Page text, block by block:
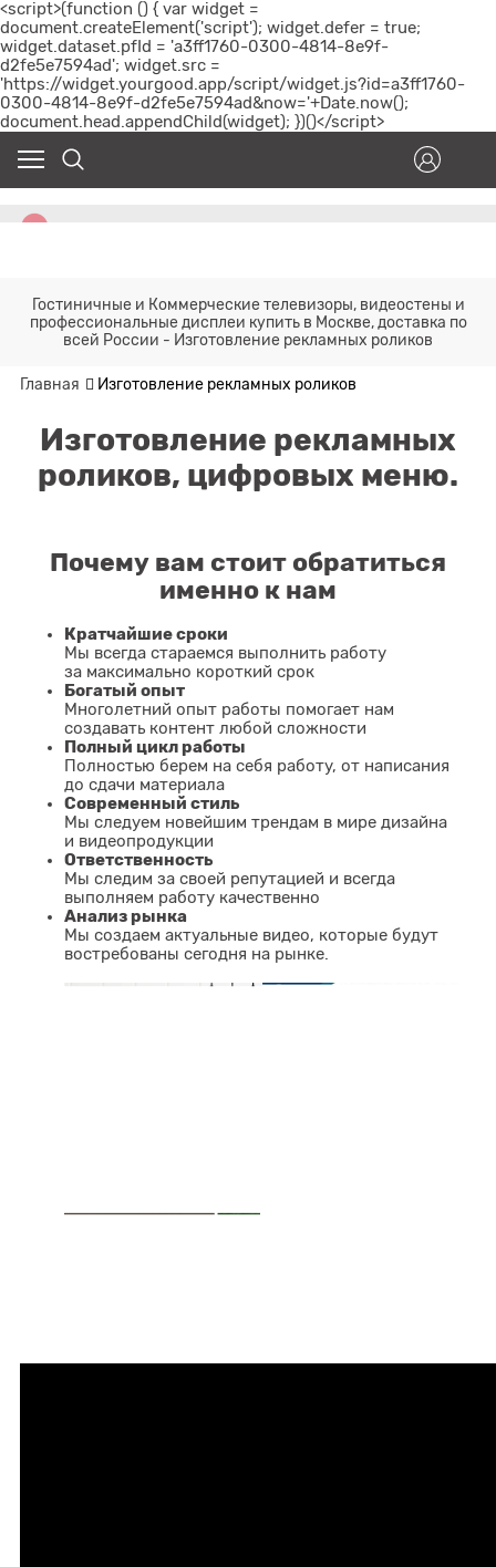
<script>(function () { var widget =
document.createElement('script'); widget.defer = true;
widget.dataset.pfId = 'a3ff1760-0300-4814-8e9f-
d2fe5e7594ad'; widget.src =
'https://widget.yourgood.app/script/widget.js?id=a3ff1760-
0300-4814-8e9f-d2fe5e7594ad&now='+Date.now();
document.head.appendChild(widget); })()</script>
Гостиничные и Коммерческие телевизоры, видеостены и
профессиональные дисплеи купить в Москве, доставка по
всей России - Изготовление рекламных роликов
Главная Изготовление рекламных роликов
Изготовление рекламных
роликов, цифровых меню.
Почему вам стоит обратиться
именно к нам
Кратчайшие сроки
Мы всегда стараемся выполнить работу
за максимально короткий срок
Богатый опыт
Многолетний опыт работы помогает нам
создавать контент любой сложности
Полный цикл работы
Полностью берем на себя работу, от написания
до сдачи материала
Современный стиль
Мы следуем новейшим трендам в мире дизайна
и видеопродукции
Ответственность
Мы следим за своей репутацией и всегда
выполняем работу качественно
Анализ рынка
Мы создаем актуальные видео, которые будут
востребованы сегодня на рынке.